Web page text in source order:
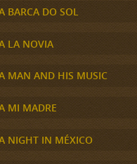
BARCA DO SOL
LA NOVIA
MAN AND HIS MUSIC
MI MADRE
NIGHT IN MÉXICO